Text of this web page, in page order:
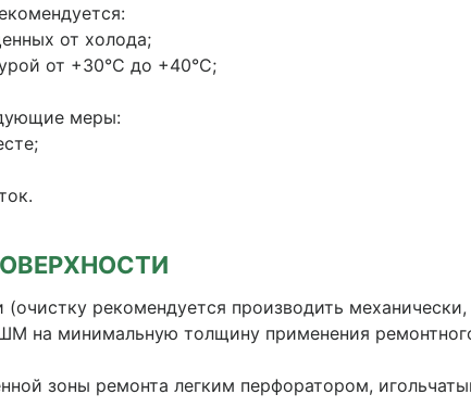
от холода;
от +30°С до +40°С;
меры:
(очистку рекомендуется производить
на минимальную толщину применения
зоны ремонта легким перфоратором,